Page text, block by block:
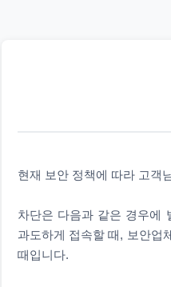
현재 보안 정책에 따라 고객
차단은 다음과 같은 경우에
과도하게 접속할 때, 보안업
때입니다.